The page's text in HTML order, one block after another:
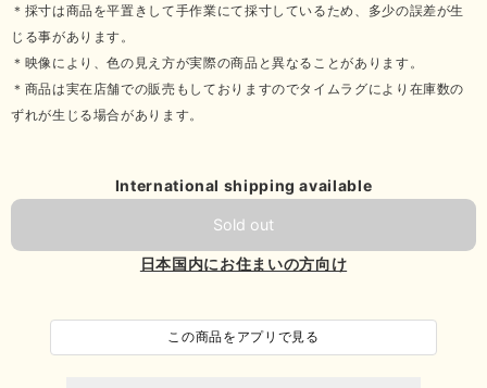
＊採寸は商品を平置きして手作業にて採寸しているため、多少の誤差が生
じる事があります。
＊映像により、色の見え方が実際の商品と異なることがあります。
＊商品は実在店舗での販売もしておりますのでタイムラグにより在庫数の
ずれが生じる場合があります。
International shipping available
Sold out
日本国内にお住まいの方向け
この商品をアプリで見る